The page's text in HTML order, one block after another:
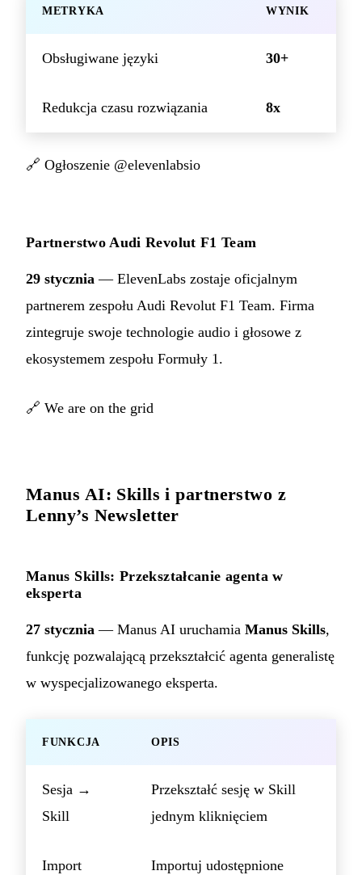
METRYKA WYNIK
Obsługiwane języki 30+
Redukcja czasu rozwiązania 8x
🔗 Ogłoszenie @elevenlabsio
Partnerstwo Audi Revolut F1 Team
29 stycznia — ElevenLabs zostaje oficjalnym
partnerem zespołu Audi Revolut F1 Team. Firma
zintegruje swoje technologie audio i głosowe z
ekosystemem zespołu Formuły 1.
🔗 We are on the grid
Manus AI: Skills i partnerstwo z
Lenny’s Newsletter
Manus Skills: Przekształcanie agenta w
eksperta
27 stycznia — Manus AI uruchamia Manus Skills,
funkcję pozwalającą przekształcić agenta generalistę
w wyspecjalizowanego eksperta.
FUNKCJA OPIS
Sesja →
Skill
Przekształć sesję w Skill
jednym kliknięciem
Import
Importuj udostępnione